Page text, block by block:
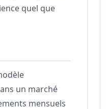
quel que
un marché
mensuels